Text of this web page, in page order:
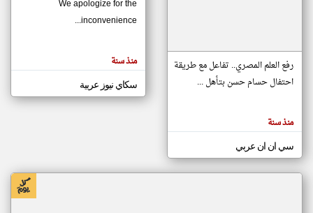
مصادر الأخبار من موريتانيا
اخبار موريتانيا على مدار الساعة
أهم اخبار موريتانيا العاجلة والمباشرة
المقالات
الموجوده
هنا عن
رفع العلم المصري.. تفاعل مع طريقة
احتفال حسام حسن بتأهل ...
منذ سنة
سي ان ان عربي
We apologize for the
inconvenience...
منذ سنة
سكاي نيوز عربية
klyoum.com